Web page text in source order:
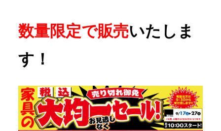
数量限定で販売いたしま
す！